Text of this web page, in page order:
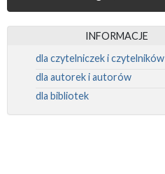
INFORMACJE
dla czytelniczek i czytelników
dla autorek i autorów
dla bibliotek